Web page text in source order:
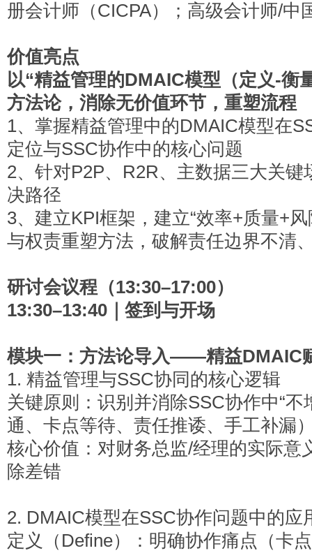
册会计师（CICPA）；高级会计师/中
价值亮点
以“精益管理的DMAIC模型（定义-衡
方法论，消除无价值环节，重塑流程
1、掌握精益管理中的DMAIC模型在
定位与SSC协作中的核心问题
2、针对P2P、R2R、主数据三大关
决路径
3、建立KPI框架，建立“效率+质量+
与权责重塑方法，破解责任边界不清
研讨会议程（13:30–17:00）
13:30–13:40 ｜签到与开场
模块一：方法论导入——精益DMAIC
1. 精益管理与SSC协同的核心逻辑
关键原则：识别并消除SSC协作中“
通、卡点等待、责任推诿、手工补漏
核心价值：对财务总监/经理的实际
除差错
2. DMAIC模型在SSC协作问题中的应
定义（Define）：明确协作痛点（卡